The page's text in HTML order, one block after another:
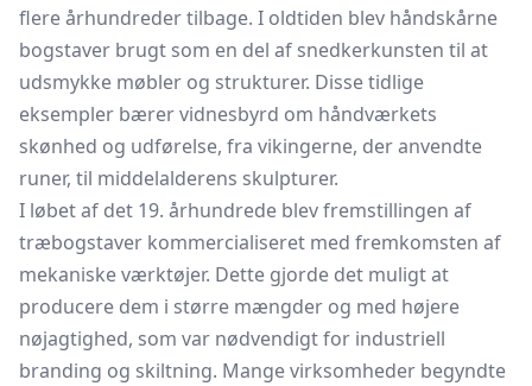
flere århundreder tilbage. I oldtiden blev håndskårne
bogstaver brugt som en del af snedkerkunsten til at
udsmykke møbler og strukturer. Disse tidlige
eksempler bærer vidnesbyrd om håndværkets
skønhed og udførelse, fra vikingerne, der anvendte
runer, til middelalderens skulpturer.
I løbet af det 19. århundrede blev fremstillingen af
træbogstaver kommercialiseret med fremkomsten af
mekaniske værktøjer. Dette gjorde det muligt at
producere dem i større mængder og med højere
nøjagtighed, som var nødvendigt for industriell
branding og skiltning. Mange virksomheder begyndte